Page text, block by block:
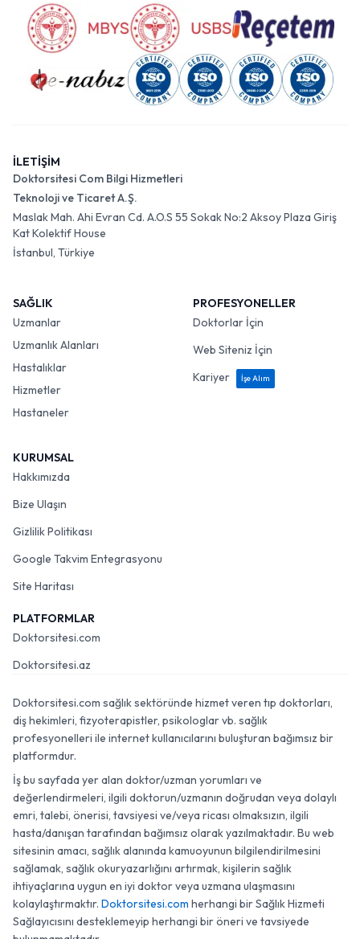
İLETİŞİM
Doktorsitesi Com Bilgi Hizmetleri
Teknoloji ve Ticaret A.Ş.
Maslak Mah. Ahi Evran Cd. A.O.S 55 Sokak No:2 Aksoy Plaza Giriş
Kat Kolektif House
İstanbul, Türkiye
SAĞLIK
Uzmanlar
Uzmanlık Alanları
Hastalıklar
Hizmetler
Hastaneler
PROFESYONELLER
Doktorlar İçin
Web Siteniz İçin
Kariyer
İşe Alım
KURUMSAL
Hakkımızda
Bize Ulaşın
Gizlilik Politikası
Google Takvim Entegrasyonu
Site Haritası
PLATFORMLAR
Doktorsitesi.com
Doktorsitesi.az
Doktorsitesi.com sağlık sektöründe hizmet veren tıp doktorları,
diş hekimleri, fizyoterapistler, psikologlar vb. sağlık
profesyonelleri ile internet kullanıcılarını buluşturan bağımsız bir
platformdur.
İş bu sayfada yer alan doktor/uzman yorumları ve
değerlendirmeleri, ilgili doktorun/uzmanın doğrudan veya dolaylı
emri, talebi, önerisi, tavsiyesi ve/veya ricası olmaksızın, ilgili
hasta/danışan tarafından bağımsız olarak yazılmaktadır. Bu web
sitesinin amacı, sağlık alanında kamuoyunun bilgilendirilmesini
sağlamak, sağlık okuryazarlığını artırmak, kişilerin sağlık
ihtiyaçlarına uygun en iyi doktor veya uzmana ulaşmasını
kolaylaştırmaktır. Doktorsitesi.com herhangi bir Sağlık Hizmeti
Sağlayıcısını desteklemeyip herhangi bir öneri ve tavsiyede